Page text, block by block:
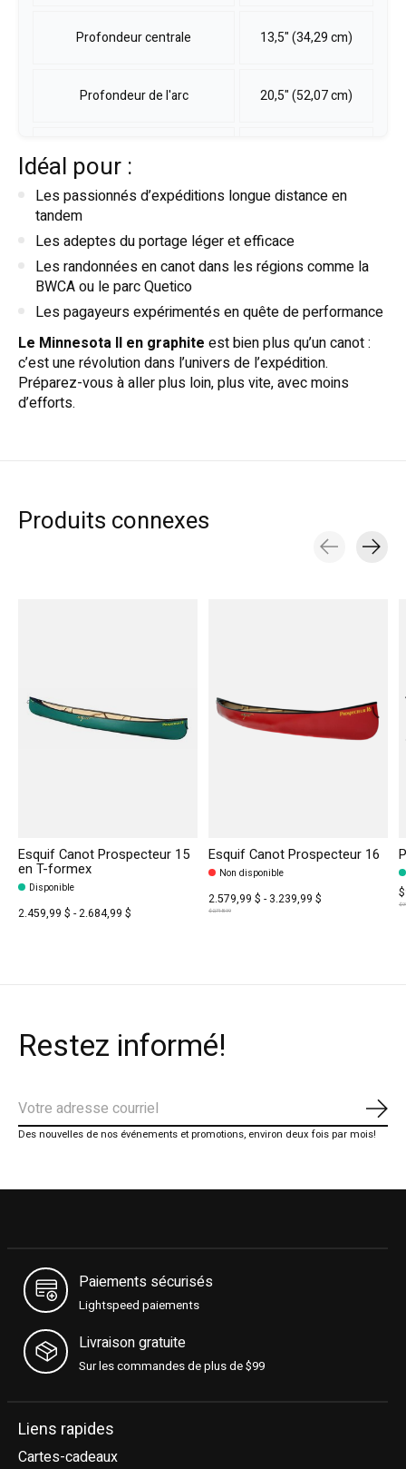
Profondeur centrale 13,5" (34,29 cm)
Profondeur de l'arc 20,5" (52,07 cm)
Idéal pour :
Les passionnés d’expéditions longue distance en
tandem
Les adeptes du portage léger et efficace
Les randonnées en canot dans les régions comme la
BWCA ou le parc Quetico
Les pagayeurs expérimentés en quête de performance
Le Minnesota II en graphite est bien plus qu’un canot :
c’est une révolution dans l’univers de l’expédition.
Préparez-vous à aller plus loin, plus vite, avec moins
d’efforts.
Produits connexes
Esquif Canot Prospecteur 15
en T-formex
Disponible
2.459,99 $ - 2.684,99 $
Esquif Canot Prospecteur 16
Non disponible
2.579,99 $ - 3.239,99 $
$2,718.99
Restez informé!
Des nouvelles de nos événements et promotions, environ deux fois par mois!
Paiements sécurisés
Lightspeed paiements
Livraison gratuite
Sur les commandes de plus de $99
Liens rapides
Cartes-cadeaux